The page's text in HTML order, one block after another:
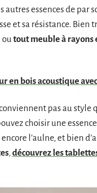
autres essences de par
et sa résistance. Bien
outout meuble à rayons
bois acoustique avec
pas au style
choisir une
l’aulne, et bien
,découvrez les